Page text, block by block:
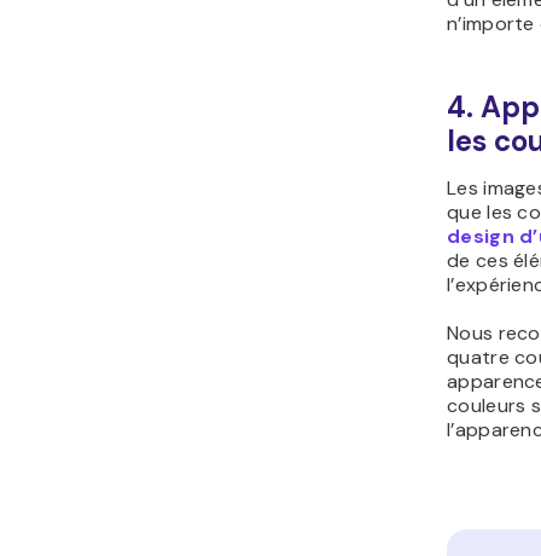
4.
les
Les
que les
design
de ces
Nous
quatre
couleurs